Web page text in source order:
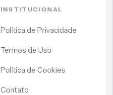
INSTITUCIONAL
Política de Privacidade
Termos de Uso
Política de Cookies
Contato